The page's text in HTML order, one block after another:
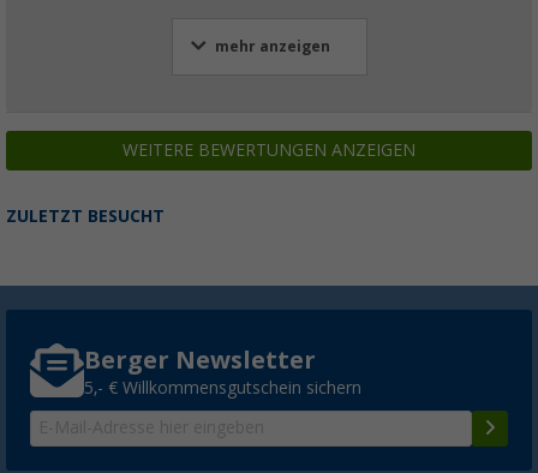
mehr anzeigen
WEITERE BEWERTUNGEN ANZEIGEN
ZULETZT BESUCHT
Berger Newsletter
5,- € Willkommensgutschein sichern